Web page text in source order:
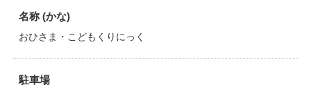
名称 (かな)
おひさま・こどもくりにっく
駐車場